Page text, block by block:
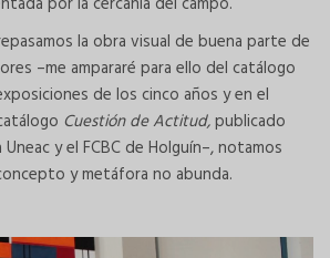
la obra visual de buena parte de
–me ampararé para ello del catálogo
de los cinco años y en el
Cuestión de Actitud,publicado
y el FCBC de Holguín–, notamos
y metáfora no abunda.